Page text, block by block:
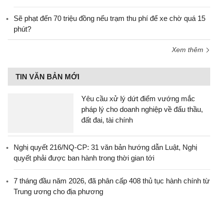
Sẽ phạt đến 70 triệu đồng nếu trạm thu phí để xe chờ quá 15
phút?
Xem thêm
TIN VĂN BẢN MỚI
Yêu cầu xử lý dứt điểm vướng mắc
pháp lý cho doanh nghiệp về đấu thầu,
đất đai, tài chính
Nghị quyết 216/NQ-CP: 31 văn bản hướng dẫn Luật, Nghị
quyết phải được ban hành trong thời gian tới
7 tháng đầu năm 2026, đã phân cấp 408 thủ tục hành chính từ
Trung ương cho địa phương